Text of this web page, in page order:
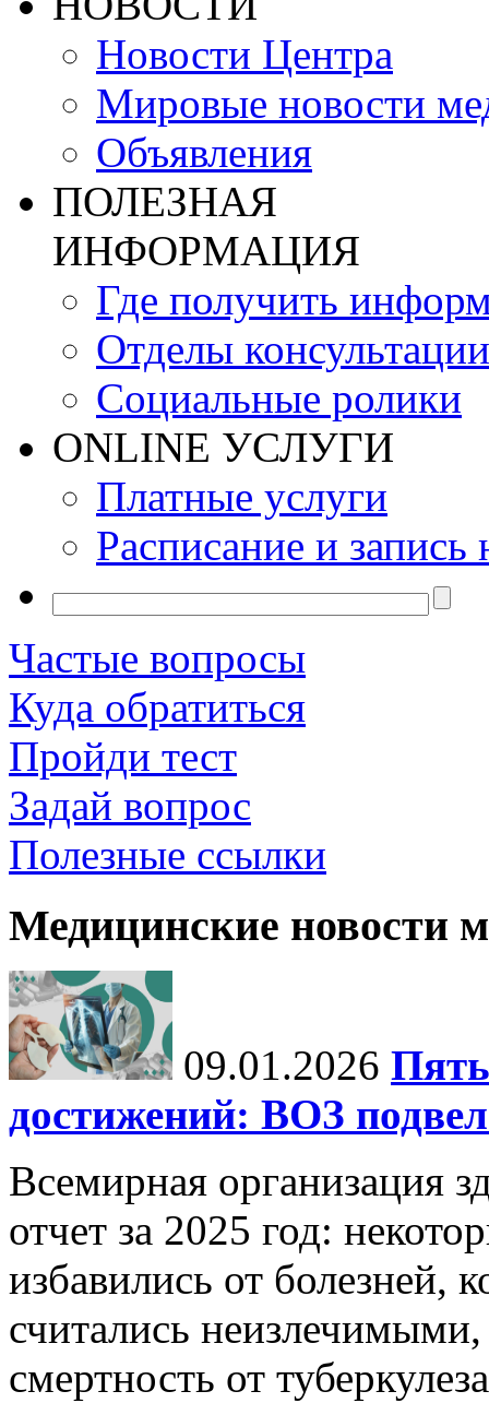
Новости Центра
Мировые новости
Объявления
ПОЛЕЗНАЯ
ИНФОРМАЦИЯ
Где получить
Отделы консультации
Социальные ролики
ONLINE УСЛУГИ
Платные услуги
Расписание и запись
Частые вопросы
Куда обратиться
Пройди тест
Задай вопрос
Полезные ссылки
Медицинские новости
09.01.2026
достижений: ВОЗ
Всемирная организация
отчет за 2025 год:
избавились от болезней,
считались неизлечимыми,
смертность от